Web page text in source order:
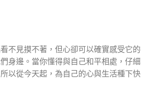
不見摸不著，但心卻可以確實感受它
身邊。當你懂得與自己和平相處，仔
以從今天起，為自己的心與生活種下